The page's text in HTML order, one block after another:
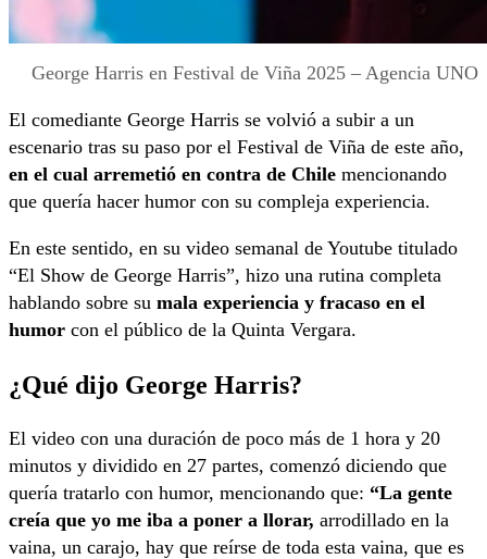
George Harris en Festival de Viña 2025 – Agencia UNO
El comediante George Harris se volvió a subir a un
escenario tras su paso por el Festival de Viña de este año,
en el cual arremetió en contra de Chile mencionando
que quería hacer humor con su compleja experiencia.
En este sentido, en su video semanal de Youtube titulado
“El Show de George Harris”, hizo una rutina completa
hablando sobre su mala experiencia y fracaso en el
humor con el público de la Quinta Vergara.
¿Qué dijo George Harris?
El video con una duración de poco más de 1 hora y 20
minutos y dividido en 27 partes, comenzó diciendo que
quería tratarlo con humor, mencionando que: “La gente
creía que yo me iba a poner a llorar, arrodillado en la
vaina, un carajo, hay que reírse de toda esta vaina, que es